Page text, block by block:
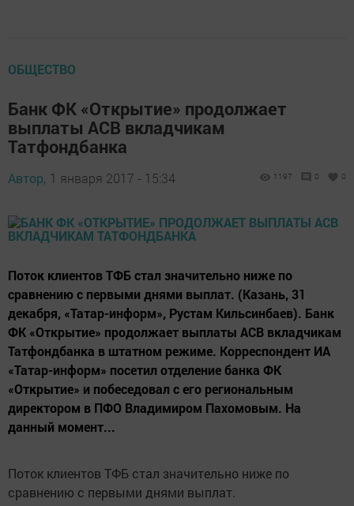
ОБЩЕСТВО
Банк ФК «Открытие» продолжает
выплаты АСВ вкладчикам
Татфондбанка
Автор, 1 января 2017 - 15:34 1197 0 0
Поток клиентов ТФБ стал значительно ниже по
сравнению с первыми днями выплат. (Казань, 31
декабря, «Татар-информ», Рустам Кильсинбаев). Банк
ФК «Открытие» продолжает выплаты АСВ вкладчикам
Татфондбанка в штатном режиме. Корреспондент ИА
«Татар-информ» посетил отделение банка ФК
«Открытие» и побеседовал с его региональным
директором в ПФО Владимиром Пахомовым. На
данный момент...
Поток клиентов ТФБ стал значительно ниже по
сравнению с первыми днями выплат.